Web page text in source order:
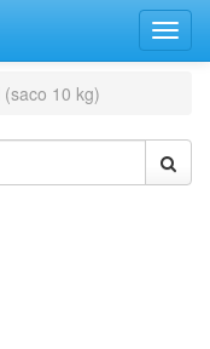
10 kg)